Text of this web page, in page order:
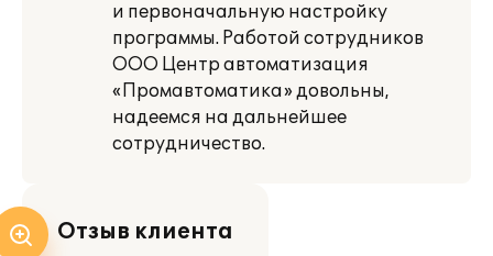
и первоначальную настройку
программы. Работой сотрудников
ООО Центр автоматизация
«Промавтоматика» довольны,
надеемся на дальнейшее
сотрудничество.
Отзыв клиента